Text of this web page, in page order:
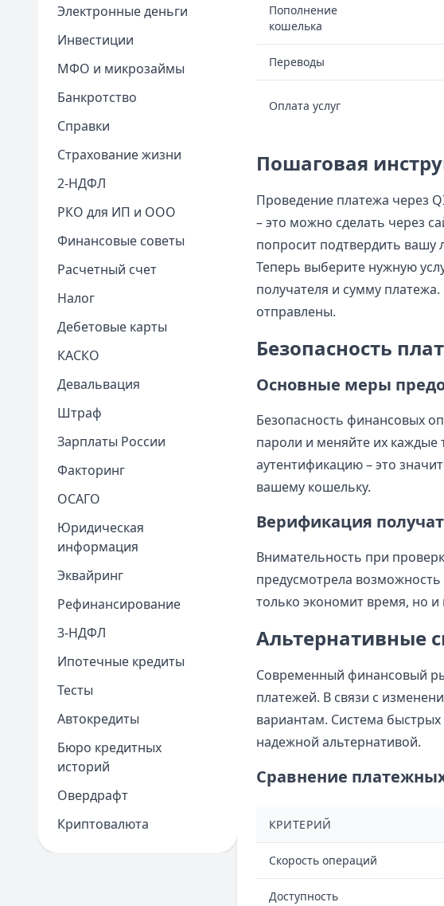
Электронные деньги
Инвестиции
МФО и микрозаймы
Банкротство
Справки
Страхование жизни
2-НДФЛ
РКО для ИП и ООО
Финансовые советы
Расчетный счет
Налог
Дебетовые карты
КАСКО
Девальвация
Штраф
Зарплаты России
Факторинг
ОСАГО
Юридическая
информация
Эквайринг
Рефинансирование
3-НДФЛ
Ипотечные кредиты
Тесты
Автокредиты
Бюро кредитных
историй
Овердрафт
Криптовалюта
Пополнение
кошелька
Переводы
Оплата услуг
Пошаговая
Проведение платежа через
– это можно сделать через
попросит подтвердить
Теперь выберите нужную
получателя и сумму
отправлены.
Безопасность
Основные меры
Безопасность финансовых
пароли и меняйте их каждые
аутентификацию – это
вашему кошельку.
Верификация
Внимательность при
предусмотрела
только экономит время, но
Альтернативные
Современный финансовый
платежей. В связи с
вариантам. Система
надежной альтернативой.
Сравнение
КРИТЕРИЙ
Скорость операций
Доступность